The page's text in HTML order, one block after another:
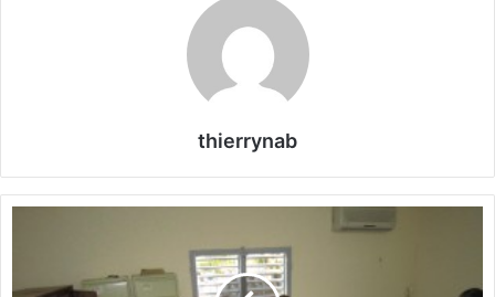
thierrynab
s